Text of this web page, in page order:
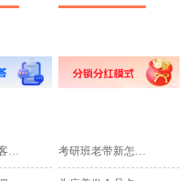
车衣店引流拓客，项目体验和车主推荐哪个更有效？ 考研班老带新怎么设奖励，试听课和资料包哪个更好转化？